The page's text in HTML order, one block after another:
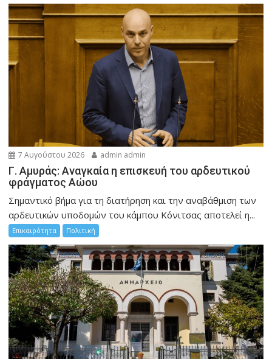
7 Αυγούστου 2026 admin admin
Γ. Αμυράς: Αναγκαία η επισκευή του αρδευτικού
φράγματος Αώου
Σημαντικό βήμα για τη διατήρηση και την αναβάθμιση των
αρδευτικών υποδομών του κάμπου Κόνιτσας αποτελεί η...
Επικαιρότητα Πολιτική